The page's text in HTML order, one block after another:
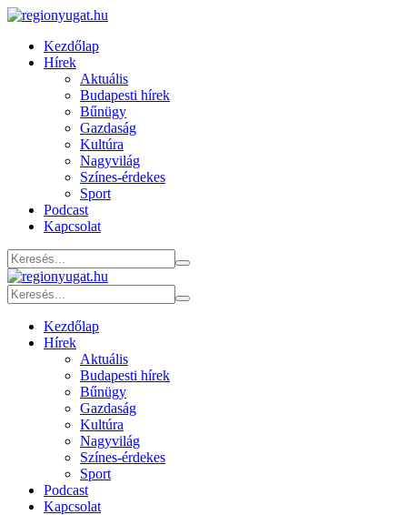
Kezdőlap
Hírek
Aktuális
Budapesti hírek
Bűnügy
Gazdaság
Kultúra
Nagyvilág
Színes-érdekes
Sport
Podcast
Kapcsolat
Kezdőlap
Hírek
Aktuális
Budapesti hírek
Bűnügy
Gazdaság
Kultúra
Nagyvilág
Színes-érdekes
Sport
Podcast
Kapcsolat